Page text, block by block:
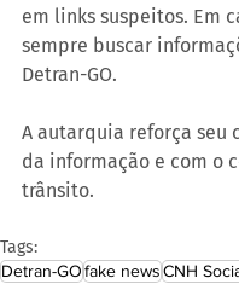
em links suspeitos. Em
sempre buscar
Detran-GO.
A autarquia reforça seu
da informação e com o
trânsito.
Tags:
Detran-GOfake newsCNH